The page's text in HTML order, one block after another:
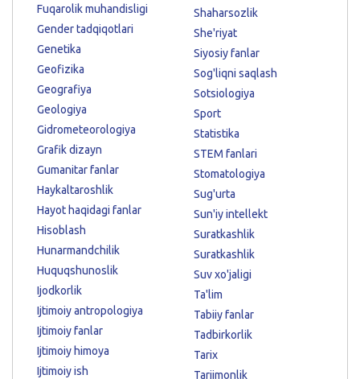
Fuqarolik muhandisligi
Gender tadqiqotlari
Genetika
Geofizika
Geografiya
Geologiya
Gidrometeorologiya
Grafik dizayn
Gumanitar fanlar
Haykaltaroshlik
Hayot haqidagi fanlar
Hisoblash
Hunarmandchilik
Huquqshunoslik
Ijodkorlik
Ijtimoiy antropologiya
Ijtimoiy fanlar
Ijtimoiy himoya
Ijtimoiy ish
Shaharsozlik
She'riyat
Siyosiy fanlar
Sog'liqni saqlash
Sotsiologiya
Sport
Statistika
STEM fanlari
Stomatologiya
Sug'urta
Sun'iy intellekt
Suratkashlik
Suratkashlik
Suv xo'jaligi
Ta'lim
Tabiiy fanlar
Tadbirkorlik
Tarix
Tarjimonlik